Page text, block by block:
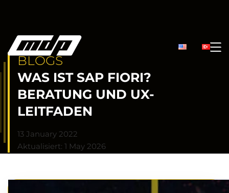
BLOGS
WAS IST SAP FIORI?
BERATUNG UND UX-
LEITFADEN
13 January 2022
Aktualisiert: 1 May 2026